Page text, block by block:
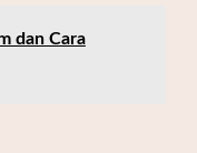
dan Cara